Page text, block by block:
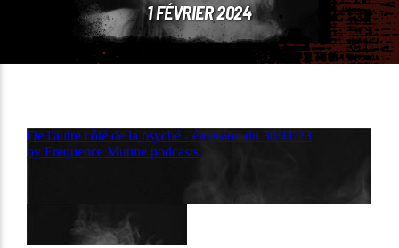
1 FÉVRIER 2024